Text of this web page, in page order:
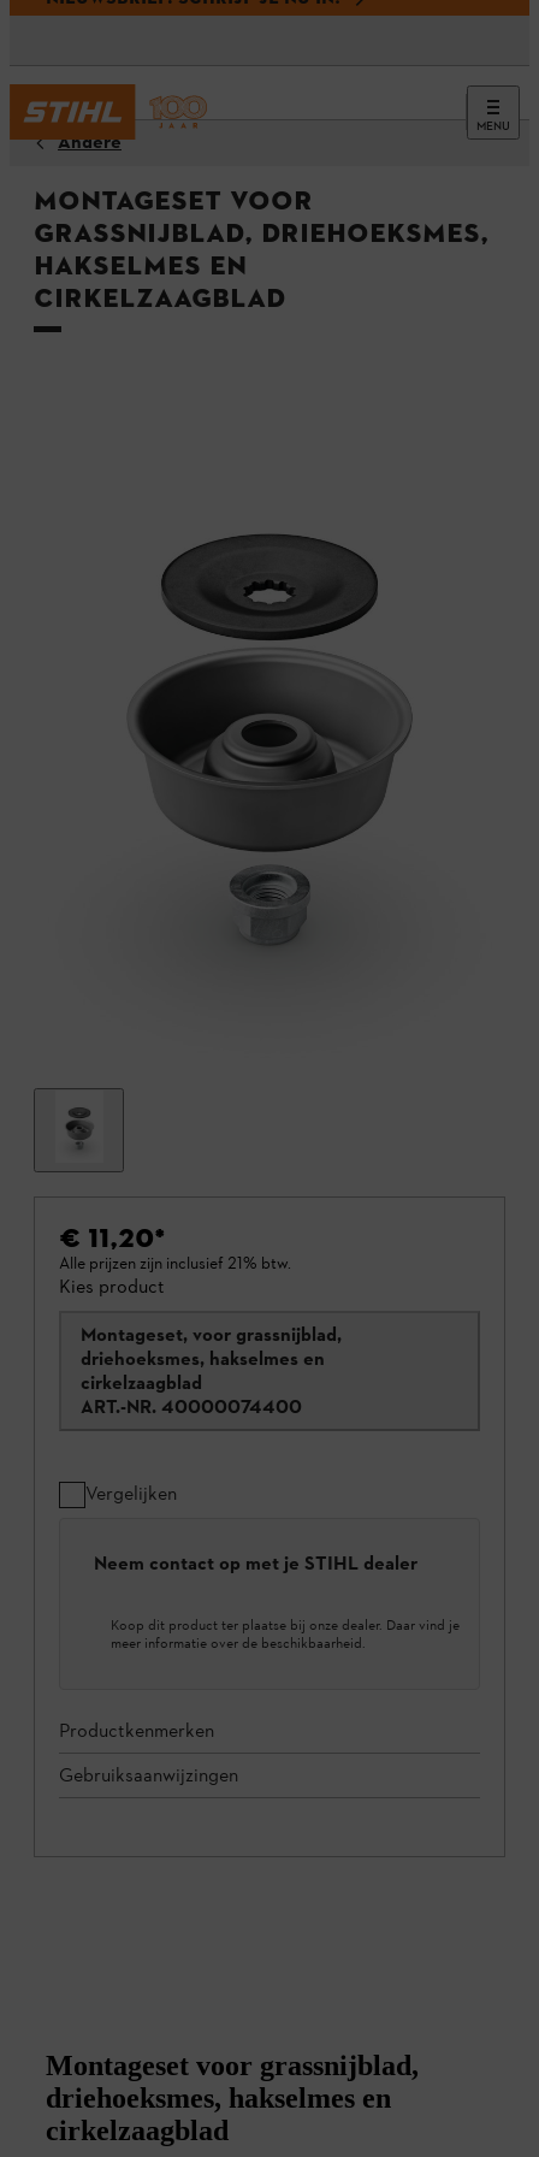
MENU
Andere
Montageset voor
grassnijblad, driehoeksmes,
hakselmes en
cirkelzaagblad
€ 11,20*
Alle prijzen zijn inclusief 21% btw.
Kies product
Montageset, voor grassnijblad,
driehoeksmes, hakselmes en
cirkelzaagblad
ART.-NR. 40000074400
Vergelijken
Neem contact op met je STIHL dealer
Koop dit product ter plaatse bij onze dealer. Daar vind je
meer informatie over de beschikbaarheid.
Productkenmerken
Gebruiksaanwijzingen
Montageset voor grassnijblad,
driehoeksmes, hakselmes en
cirkelzaagblad